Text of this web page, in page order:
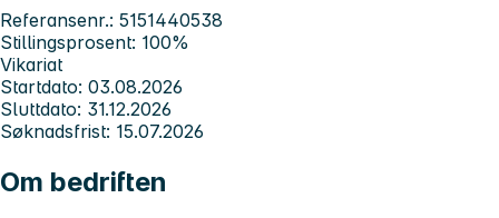
Referansenr.: 5151440538
Stillingsprosent: 100%
Vikariat
Startdato: 03.08.2026
Sluttdato: 31.12.2026
Søknadsfrist: 15.07.2026
Om bedriften